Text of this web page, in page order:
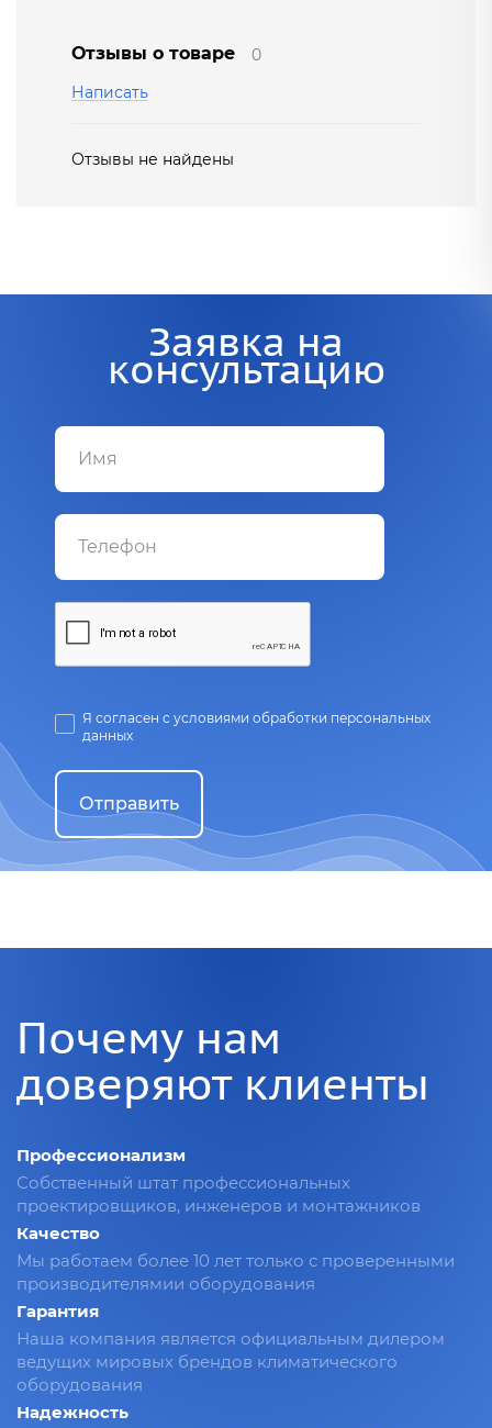
Отзывы о товаре
0
Написать
Отзывы не найдены
Заявка на
консультацию
Я согласен с условиями обработки персональных
данных
Отправить
Почему нам
доверяют клиенты
Профессионализм
Собственный штат профессиональных
проектировщиков, инженеров и монтажников
Качество
Мы работаем более 10 лет только с проверенными
производителямии оборудования
Гарантия
Наша компания является официальным дилером
ведущих мировых брендов климатического
оборудования
Надежность